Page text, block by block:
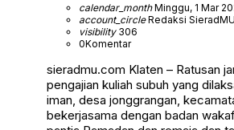
calendar_monthMinggu, 1 Mar
account_circleRedaksi SieradMU
visibility306
0Komentar
sieradmu.com Klaten – Ratusan
pengajian kuliah subuh yang
iman, desa jonggrangan,
bekerjasama dengan badan wakaf